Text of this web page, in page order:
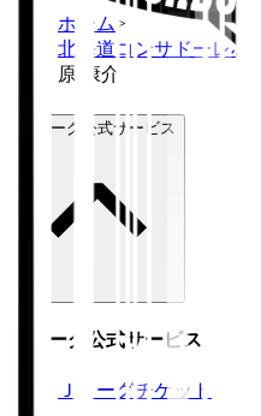
ホーム >
北海道コンサドーレ札幌
原 康介
Ｊリーグ公式サービス
Ｊリーグ公式サービス
Ｊリーグチケット